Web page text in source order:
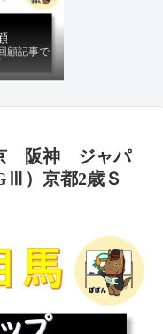
顧記事で
京 阪神 ジャパ
）京都2歳Ｓ